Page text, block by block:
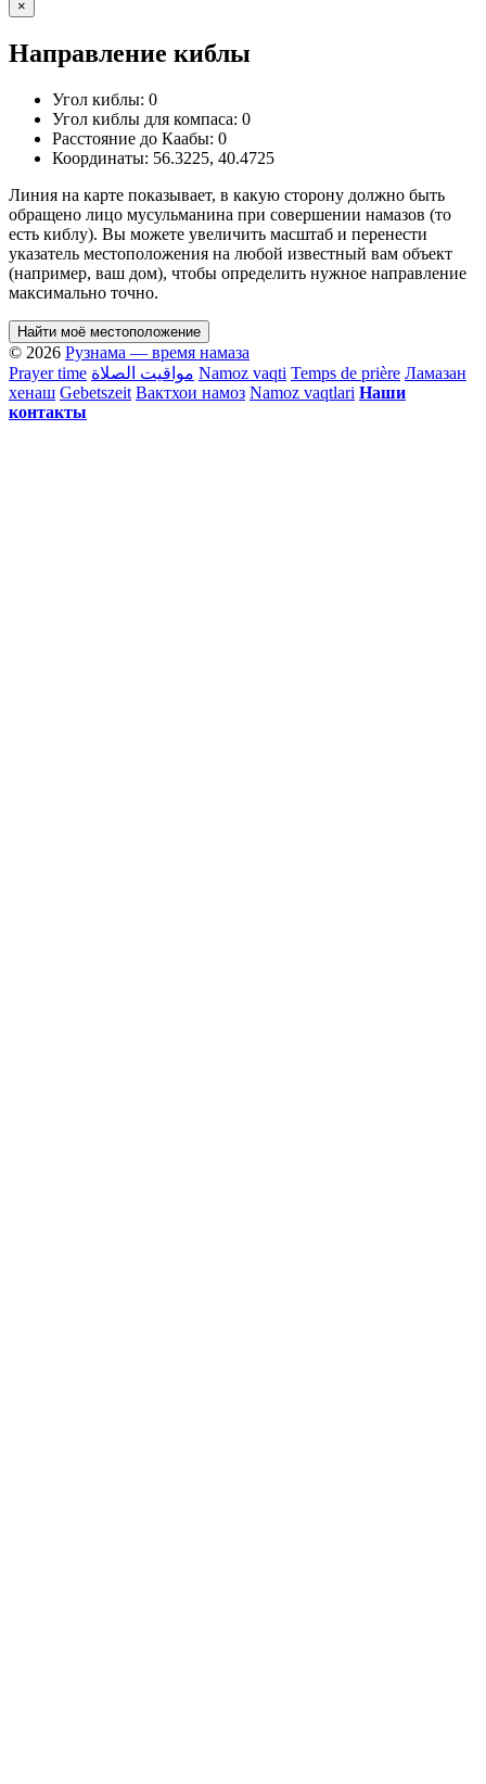
×
Направление киблы
Угол киблы: 0
Угол киблы для компаса: 0
Расстояние до Каабы: 0
Координаты: 56.3225, 40.4725
Линия на карте показывает, в какую сторону должно быть
обращено лицо мусульманина при совершении намазов (то
есть киблу). Вы можете увеличить масштаб и перенести
указатель местоположения на любой известный вам объект
(например, ваш дом), чтобы определить нужное направление
максимально точно.
Найти моё местоположение
© 2026 Рузнама — время намаза
Prayer time مواقيت الصلاة Namoz vaqti Temps de prière Ламазан
хенаш Gebetszeit Вактхои намоз Namoz vaqtlari Наши
контакты